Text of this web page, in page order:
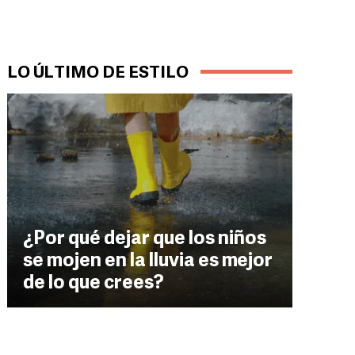
LO ÚLTIMO DE ESTILO
¿Por qué dejar que los niños
se mojen en la lluvia es mejor
de lo que crees?